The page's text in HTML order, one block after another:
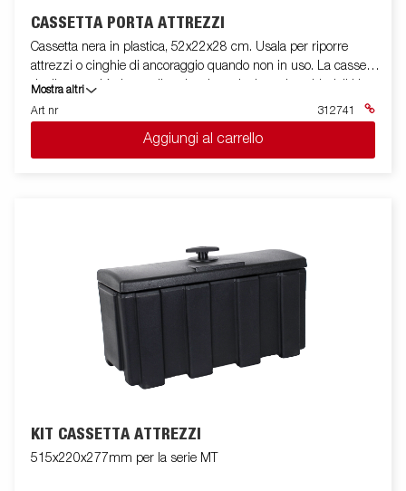
CASSETTA PORTA ATTREZZI
Cassetta nera in plastica, 52x22x28 cm. Usala per riporre
attrezzi o cinghie di ancoraggio quando non in uso. La cassetta
degli attrezzi è dotata di un lucchetto incluse due chiavi. Il kit
comprende staffa e kit di montaggio. Adatto per rimorchi per
barche e alcuni altri modelli.
Mostra altri
Art nr
312741
Aggiungi al carrello
KIT CASSETTA ATTREZZI
515x220x277mm per la serie MT